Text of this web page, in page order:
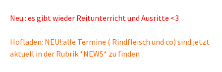
Neu : es gibt wieder Reitunterricht und Ausritte <3
Hofladen: NEU!:alle Termine ( Rindfleisch und co) sind jetzt
aktuell in der Rubrik *NEWS* zu finden